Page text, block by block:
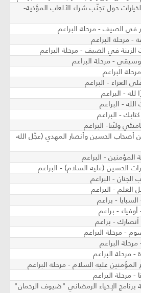
والخيارات حول تجنّب شراء الألعاب المؤذية-
العزاء - البراعم
- البراعم
- البراعم
- البراعم
وليّنا- البراعم
الحسين وأنصار المهدي (عجّل الله
- البراعم
الحسين (عليه السلام) - البراعم
- البراعم
- البراعم
- براعم
- براعم
- براعم
الإحياء الرمضاني "ضيوف الرحمان"